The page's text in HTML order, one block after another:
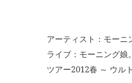
アーティスト：モーニ
ライブ：モーニング娘
ツアー2012春 ～ ウル